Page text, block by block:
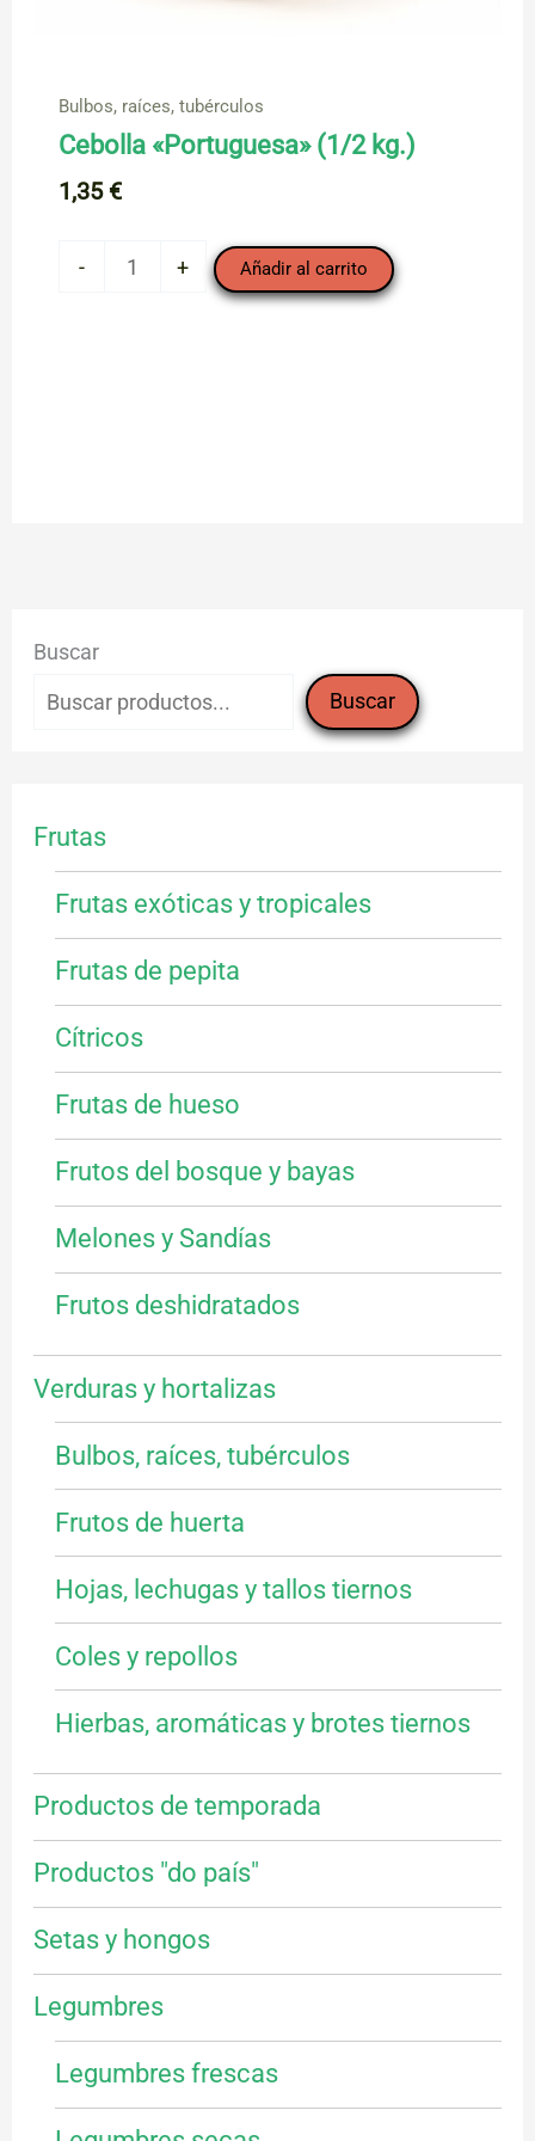
Buscar
Buscar
Frutas
Frutas exóticas y tropicales
Frutas de pepita
Cítricos
Frutas de hueso
Frutos del bosque y bayas
Melones y Sandías
Frutos deshidratados
Verduras y hortalizas
Bulbos, raíces, tubérculos
Frutos de huerta
Hojas, lechugas y tallos tiernos
Coles y repollos
Hierbas, aromáticas y brotes tiernos
Productos de temporada
Productos "do país"
Setas y hongos
Legumbres
Legumbres frescas
Bulbos, raíces, tubérculos
Cebolla «Portuguesa» (1/2 kg.)
1,35 €
-
Cebolla
+ Añadir al carrito